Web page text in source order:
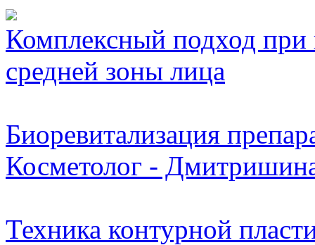
Комплексный подход
средней зоны лица
Биоревитализация
Косметолог -
Техника контурной